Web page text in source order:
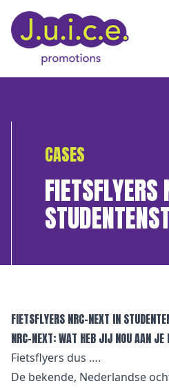
CASES
FIETSFLYERS NRC-NEXT IN
NRC-NEXT: WAT HEB JIJ NOU AAN JE
Fietsflyers dus ….
De bekende, Nederlandse